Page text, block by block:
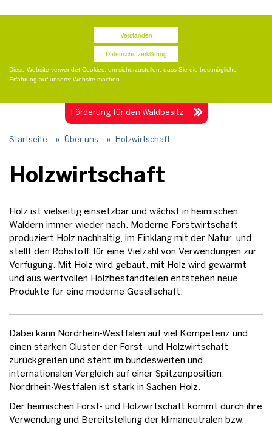
Verstanden
Datenschutzerklärung
Diese Website verwendet Cookies, um sicherzustellen, dass Sie die bestmögliche
Erfahrung auf unserer Website machen.
Förderung fürden Waldbesitz
Startseite » Über uns » Holzwirtschaft
Holzwirtschaft
Holz ist vielseitig einsetzbar und wächst in heimischen
Wäldern immer wieder nach. Moderne Forstwirtschaft
produziert Holz nachhaltig, im Einklang mit der Natur, und
stellt den Rohstoff für eine Vielzahl von Verwendungen zur
Verfügung. Mit Holz wird gebaut, mit Holz wird gewärmt
und aus wertvollen Holzbestandteilen entstehen neue
Produkte für eine moderne Gesellschaft.
Dabei kann Nordrhein-Westfalen auf viel Kompetenz und
einen starken Cluster der Forst- und Holzwirtschaft
zurückgreifen und steht im bundesweiten und
internationalen Vergleich auf einer Spitzenposition.
Nordrhein-Westfalen ist stark in Sachen Holz.
Der heimischen Forst- und Holzwirtschaft kommt durch ihre
Verwendung und Bereitstellung der klimaneutralen bzw.